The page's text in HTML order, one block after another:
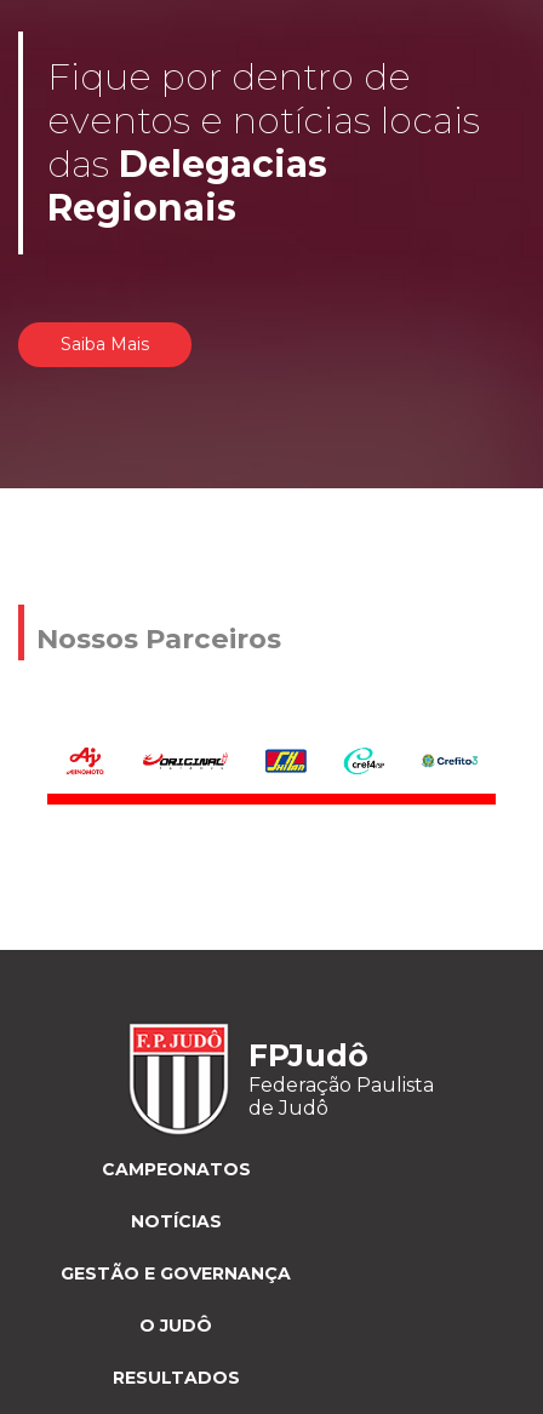
Fique por dentro de
eventos e notícias locais
das Delegacias
Regionais
Saiba Mais
Nossos Parceiros
FPJudô
Federação Paulista
de Judô
CAMPEONATOS
NOTÍCIAS
GESTÃO E GOVERNANÇA
O JUDÔ
RESULTADOS